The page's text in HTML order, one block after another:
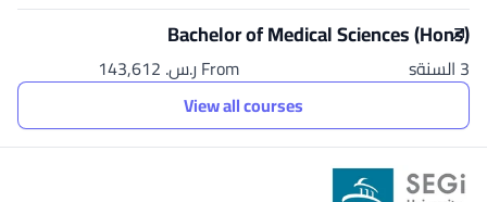
Bachelor of Medical Sciences (Hons)
3 السنةs
From ر.س.‏ 143,612
View all courses